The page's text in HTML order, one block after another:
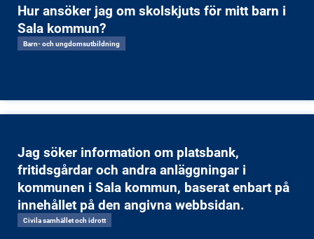
Hur ansöker jag om skolskjuts för mitt barn i
Sala kommun?
Barn- och ungdomsutbildning
Jag söker information om platsbank,
fritidsgårdar och andra anläggningar i
kommunen i Sala kommun, baserat enbart på
innehållet på den angivna webbsidan.
Civila samhället och idrott